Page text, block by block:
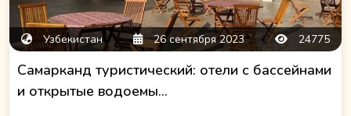
Узбекистан 26 сентября 2023 24775
Самарканд туристический: отели с бассейнами
и открытые водоемы...